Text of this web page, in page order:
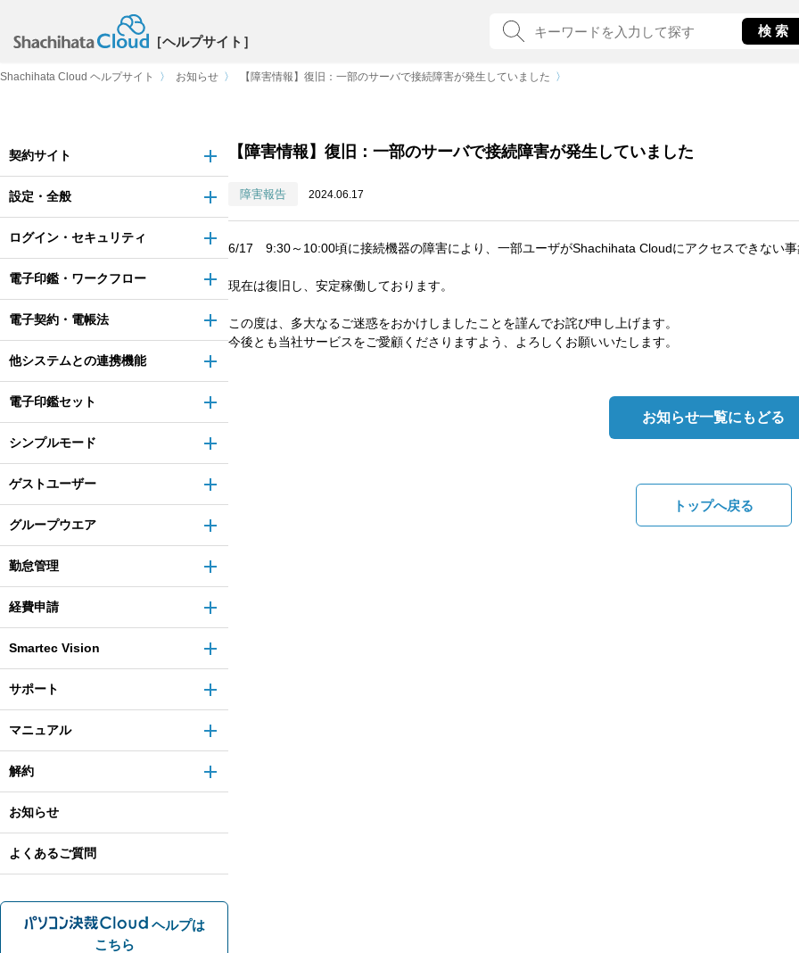
［ヘルプサイト］
Shachihata Cloud ヘルプサイト 〉 お知らせ 〉 【障害情報】復旧：一部のサーバで接続障害が発生していました 〉
契約サイト
設定・全般
ログイン・セキュリティ
電子印鑑・ワークフロー
電子契約・電帳法
他システムとの連携機能
電子印鑑セット
シンプルモード
ゲストユーザー
グループウエア
勤怠管理
経費申請
Smartec Vision
サポート
マニュアル
解約
お知らせ
よくあるご質問
ヘルプは
こちら
【障害情報】復旧：一部のサーバで接続障害が発生していました
障害報告 2024.06.17
6/17 9:30～10:00頃に接続機器の障害により、一部ユーザがShachihata Cloudにアクセスできない
現在は復旧し、安定稼働しております。
この度は、多大なるご迷惑をおかけしましたことを謹んでお詫び申し上げます。
今後とも当社サービスをご愛顧くださりますよう、よろしくお願いいたします。
お知らせ一覧にもどる
トップへ戻る